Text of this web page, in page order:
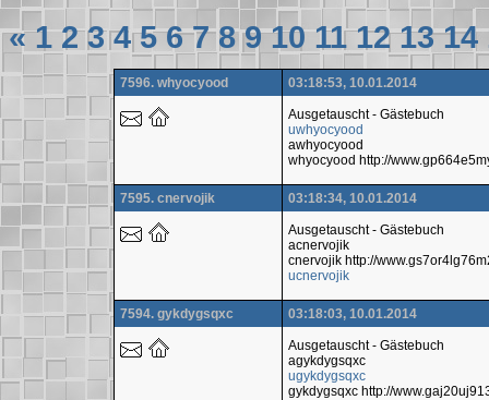
« 1 2 3 4 5 6 7 8 9 10 11 12 13 14
7596. whyocyood 03:18:53, 10.01.2014
Ausgetauscht - Gästebuch
uwhyocyood
awhyocyood
whyocyood http://
7595. cnervojik 03:18:34, 10.01.2014
Ausgetauscht - Gästebuch
acnervojik
cnervojik http://
ucnervojik
7594. gykdygsqxc 03:18:03, 10.01.2014
Ausgetauscht - Gästebuch
agykdygsqxc
ugykdygsqxc
gykdygsqxc http://